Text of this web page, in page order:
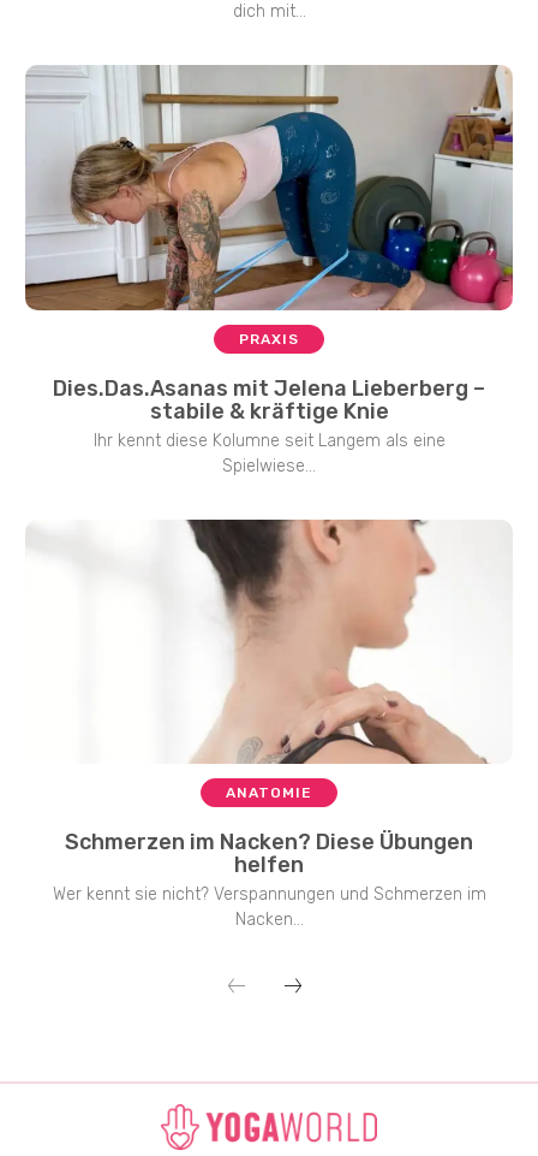
dich mit...
PRAXIS
Dies.Das.Asanas mit Jelena Lieberberg –
stabile & kräftige Knie
Ihr kennt diese Kolumne seit Langem als eine
Spielwiese...
ANATOMIE
Schmerzen im Nacken? Diese Übungen
helfen
Wer kennt sie nicht? Verspannungen und Schmerzen im
Nacken...